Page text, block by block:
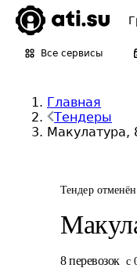
Все сервисы
Главная
Тендеры
Макулатура,
Тендер отменён
8 перевозок с